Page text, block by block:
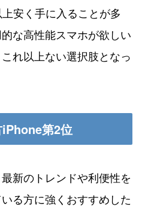
安く手に入ることが多
な高性能スマホが欲しい
れ以上ない選択肢となっ
第2位
新のトレンドや利便性を
る方に強くおすすめした